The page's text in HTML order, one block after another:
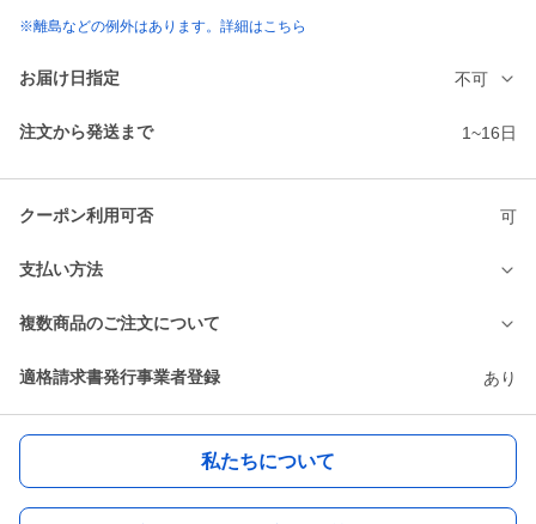
※離島などの例外はあります。詳細はこちら
お届け日指定 不可
注文から発送まで 1~16日
クーポン利用可否 可
支払い方法
複数商品のご注文について
適格請求書発行事業者登録 あり
私たちについて